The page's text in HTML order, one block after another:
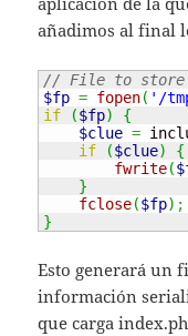
añadimos al final
// File to store
$fp = fopen( '/
if
($fp)
{
$clue =
if
($clue)
{
fwrite(
}
fclose($fp) ;
}
Esto generará un
información
que carga